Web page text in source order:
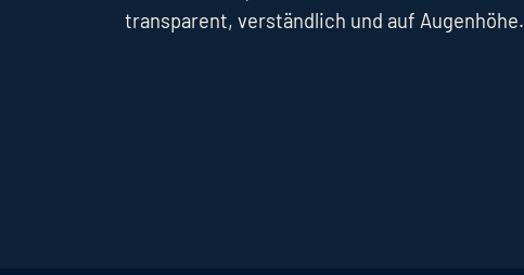
transparent, verständlich und auf Augenhöhe.